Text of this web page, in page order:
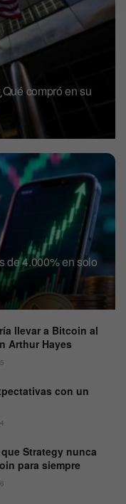
compró en su
de 4.000% en solo
llevar a Bitcoin al
Arthur Hayes
con un
Strategy nunca
para siempre